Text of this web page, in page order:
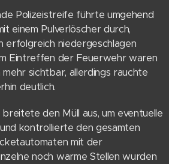
Polizeistreife führte umgehend
einem Pulverlöscher durch,
erfolgreich niedergeschlagen
Eintreffen der Feuerwehr waren
mehr sichtbar, allerdings rauchte
deutlich.
den Müll aus, um eventuelle
kontrollierte den gesamten
mit der
noch warme Stellen wurden